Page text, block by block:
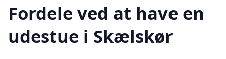
Fordele ved at have en
udestue i Skælskør